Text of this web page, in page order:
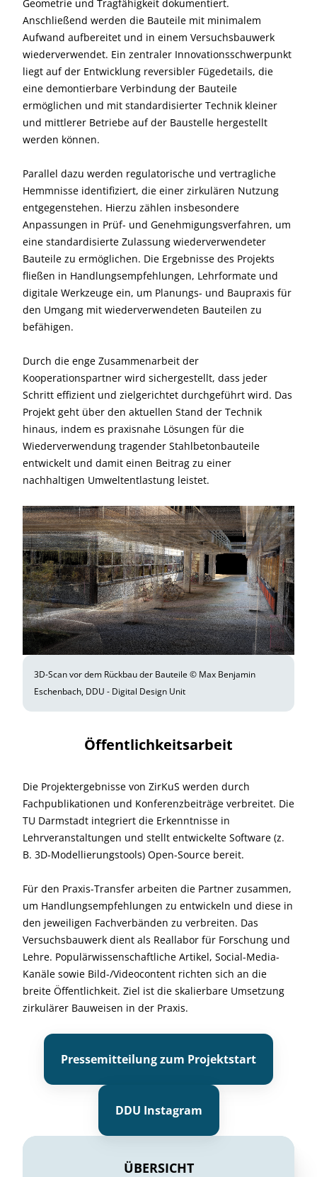
Geometrie und Tragfähigkeit dokumentiert.
Anschließend werden die Bauteile mit minimalem
Aufwand aufbereitet und in einem Versuchsbauwerk
wiederverwendet. Ein zentraler Innovationsschwerpunkt
liegt auf der Entwicklung reversibler Fügedetails, die
eine demontierbare Verbindung der Bauteile
ermöglichen und mit standardisierter Technik kleiner
und mittlerer Betriebe auf der Baustelle hergestellt
werden können.
Parallel dazu werden regulatorische und vertragliche
Hemmnisse identifiziert, die einer zirkulären Nutzung
entgegenstehen. Hierzu zählen insbesondere
Anpassungen in Prüf- und Genehmigungsverfahren, um
eine standardisierte Zulassung wiederverwendeter
Bauteile zu ermöglichen. Die Ergebnisse des Projekts
fließen in Handlungsempfehlungen, Lehrformate und
digitale Werkzeuge ein, um Planungs- und Baupraxis für
den Umgang mit wiederverwendeten Bauteilen zu
befähigen.
Durch die enge Zusammenarbeit der
Kooperationspartner wird sichergestellt, dass jeder
Schritt effizient und zielgerichtet durchgeführt wird. Das
Projekt geht über den aktuellen Stand der Technik
hinaus, indem es praxisnahe Lösungen für die
Wiederverwendung tragender Stahlbetonbauteile
entwickelt und damit einen Beitrag zu einer
nachhaltigen Umweltentlastung leistet.
3D-Scan vor dem Rückbau der Bauteile © Max Benjamin
Eschenbach, DDU - Digital Design Unit
Öffentlichkeitsarbeit
Die Projektergebnisse von ZirKuS werden durch
Fachpublikationen und Konferenzbeiträge verbreitet. Die
TU Darmstadt integriert die Erkenntnisse in
Lehrveranstaltungen und stellt entwickelte Software (z.
B. 3D-Modellierungstools) Open-Source bereit.
Für den Praxis-Transfer arbeiten die Partner zusammen,
um Handlungsempfehlungen zu entwickeln und diese in
den jeweiligen Fachverbänden zu verbreiten. Das
Versuchsbauwerk dient als Reallabor für Forschung und
Lehre. Populärwissenschaftliche Artikel, Social-Media-
Kanäle sowie Bild-/Videocontent richten sich an die
breite Öffentlichkeit. Ziel ist die skalierbare Umsetzung
zirkulärer Bauweisen in der Praxis.
Pressemitteilung zum Projektstart
DDU Instagram
ÜBERSICHT